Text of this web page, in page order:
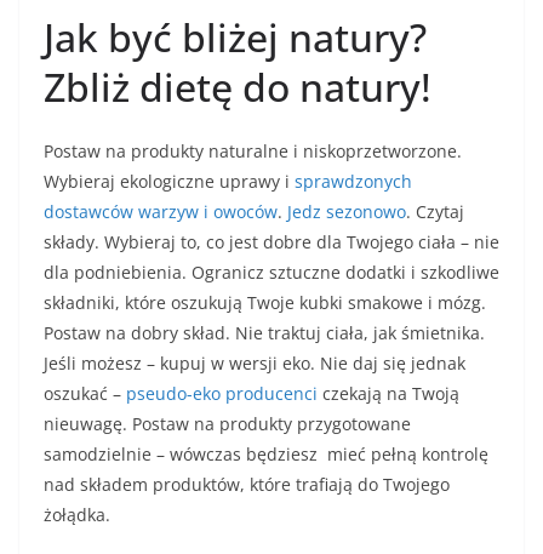
Jak być bliżej natury?
Zbliż dietę do natury!
Postaw na produkty naturalne i niskoprzetworzone.
Wybieraj ekologiczne uprawy i sprawdzonych
dostawców warzyw i owoców. Jedz sezonowo. Czytaj
składy. Wybieraj to, co jest dobre dla Twojego ciała – nie
dla podniebienia. Ogranicz sztuczne dodatki i szkodliwe
składniki, które oszukują Twoje kubki smakowe i mózg.
Postaw na dobry skład. Nie traktuj ciała, jak śmietnika.
Jeśli możesz – kupuj w wersji eko. Nie daj się jednak
oszukać – pseudo-eko producenci czekają na Twoją
nieuwagę. Postaw na produkty przygotowane
samodzielnie – wówczas będziesz mieć pełną kontrolę
nad składem produktów, które trafiają do Twojego
żołądka.